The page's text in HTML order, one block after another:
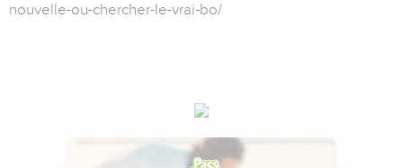
nouvelle-ou-chercher-le-vrai-bo/